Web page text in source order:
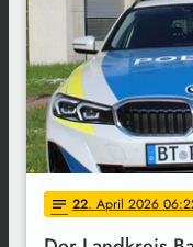
notes 22. April 2026